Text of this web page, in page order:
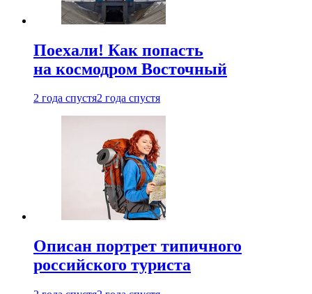
Поехали! Как попасть
на космодром Восточный
2 года спустя2 года спустя
Описан портрет типичного
российского туриста